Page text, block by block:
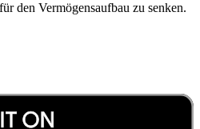
den Vermögensaufbau zu senken.